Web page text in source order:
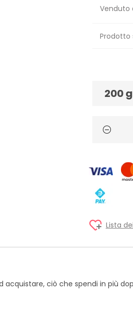
Venduto
Prodotto
200
Lista
ciò che spendi in più